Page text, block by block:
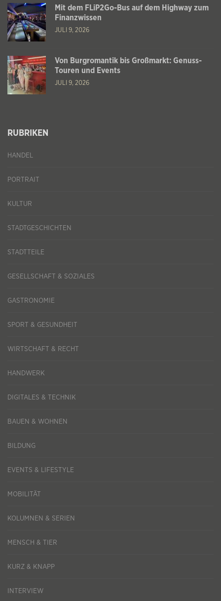
Mit dem FLiP2Go-Bus auf dem Highway zum
Finanzwissen
JULI 9, 2026
Von Burgromantik bis Großmarkt: Genuss-
Touren und Events
JULI 9, 2026
RUBRIKEN
HANDEL
PORTRAIT
KULTUR
STADTGESCHICHTEN
STADTTEILE
GESELLSCHAFT & SOZIALES
GASTRONOMIE
SPORT & GESUNDHEIT
WIRTSCHAFT & RECHT
HANDWERK
DIGITALES & TECHNIK
BAUEN & WOHNEN
BILDUNG
EVENTS & LIFESTYLE
MOBILITÄT
KOLUMNEN & SERIEN
MENSCH & TIER
KURZ & KNAPP
INTERVIEW